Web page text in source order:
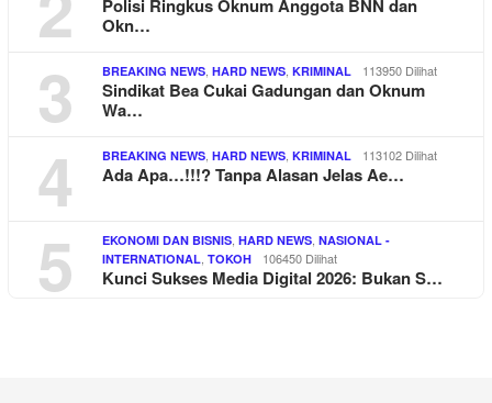
Polisi Ringkus Oknum Anggota BNN dan
Okn…
3 BREAKING NEWS HARD NEWS KRIMINAL 113950 Dilihat
Sindikat Bea Cukai Gadungan dan Oknum
Wa…
4 BREAKING NEWS HARD NEWS KRIMINAL 113102 Dilihat
Ada Apa…!!!? Tanpa Alasan Jelas Ae…
5 EKONOMI DAN BISNIS HARD NEWS NASIONAL -
INTERNATIONAL TOKOH 106450 Dilihat
Kunci Sukses Media Digital 2026: Bukan S…